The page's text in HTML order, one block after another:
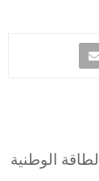
الوطنية